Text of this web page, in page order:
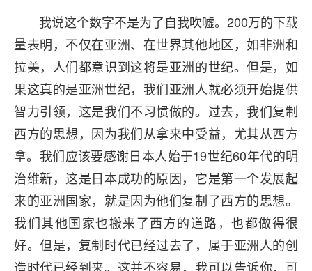
我说这个数字不是为了自我吹嘘。200万的下载
量表明，不仅在亚洲、在世界其他地区，如非洲和
拉美，人们都意识到这将是亚洲的世纪。但是，如
果这真的是亚洲世纪，我们亚洲人就必须开始提供
智力引领，这是我们不习惯做的。过去，我们复制
西方的思想，因为我们从拿来中受益，尤其从西方
拿。我们应该要感谢日本人始于19世纪60年代的明
治维新，这是日本成功的原因，它是第一个发展起
来的亚洲国家，就是因为他们复制了西方的思想。
我们其他国家也搬来了西方的道路，也都做得很
好。但是，复制时代已经过去了，属于亚洲人的创
造时代已经到来。这并不容易，我可以告诉你，可